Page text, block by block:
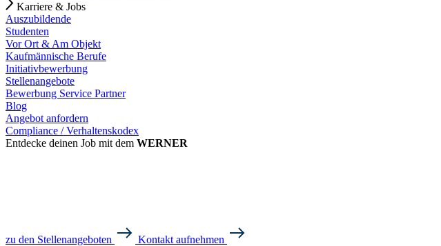
Karriere & Jobs
Auszubildende
Studenten
Vor Ort & Am Objekt
Kaufmännische Berufe
Initiativbewerbung
Stellenangebote
Bewerbung Service Partner
Blog
Angebot anfordern
Compliance / Verhaltenskodex
Entdecke deinen Job mit dem WERNER
zu den Stellenangeboten
Kontakt aufnehmen